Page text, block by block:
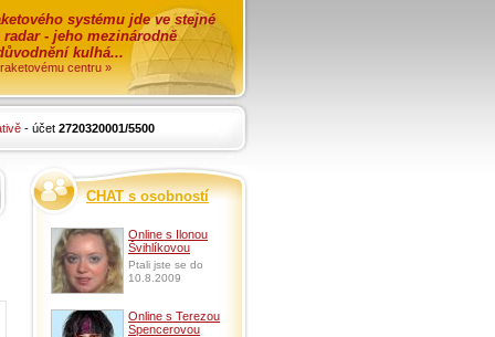
systému jde ve stejné
- jeho mezinárodně
kulhá...
centru »
- účet 2720320001/5500
CHAT s osobností
Online s Ilonou
Švihlíkovou
Ptali jste se do
10.8.2009
Online s Terezou
Spencerovou